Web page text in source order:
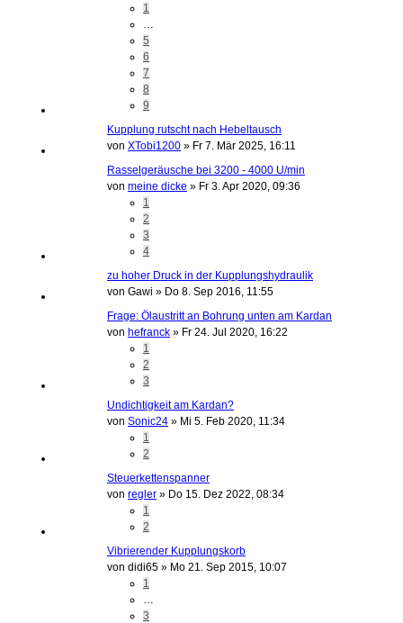
1
5
6
7
8
9
Kupplung rutscht nach Hebeltausch
von XTobi1200 » Fr 7. Mär 2025, 16:11
Rasselgeräusche bei 3200 - 4000 U/min
von meine dicke » Fr 3. Apr 2020, 09:36
1
2
3
4
zu hoher Druck in der Kupplungshydraulik
von Gawi » Do 8. Sep 2016, 11:55
Frage: Ölaustritt an Bohrung unten am Kardan
von hefranck » Fr 24. Jul 2020, 16:22
1
2
3
Undichtigkeit am Kardan?
von Sonic24 » Mi 5. Feb 2020, 11:34
1
2
Steuerkettenspanner
von regler » Do 15. Dez 2022, 08:34
1
2
Vibrierender Kupplungskorb
von didi65 » Mo 21. Sep 2015, 10:07
1
3